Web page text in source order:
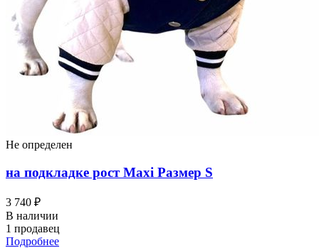
Не определен
на подкладке рост Maxi Размер S
3 740 ₽
В наличии
1 продавец
Подробнее